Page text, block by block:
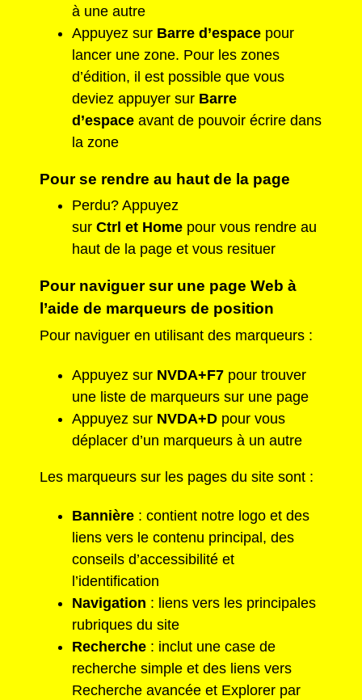
à une autre
Appuyez sur Barre d’espacepour
lancer une zone. Pour les zones
d’édition, il est possible que vous
deviez appuyer sur Barre
d’espaceavant de pouvoir écrire dans
la zone
Pour se rendre au haut de la page
Perdu? Appuyez
sur Ctrl et Home pour vous rendre au
haut de la page et vous resituer
Pour naviguer sur une page Web à
l’aide de marqueurs de position
Pour naviguer en utilisant des marqueurs :
Appuyez sur NVDA+F7pour trouver
une liste de marqueurs sur une page
Appuyez sur NVDA+Dpour vous
déplacer d’un marqueurs à un autre
Les marqueurs sur les pages du site sont :
Bannière : contient notre logo et des
liens vers le contenu principal, des
conseils d’accessibilité et
l’identification
Navigation : liens vers les principales
rubriques du site
Recherche: inclut une case de
recherche simple et des liens vers
Recherche avancée et Explorer par